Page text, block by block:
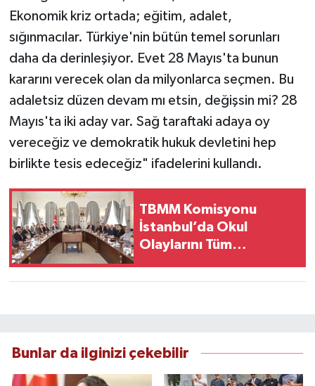
Ekonomik kriz ortada; eğitim, adalet,
sığınmacılar. Türkiye'nin bütün temel sorunları
daha da derinleşiyor. Evet 28 Mayıs'ta bunun
kararını verecek olan da milyonlarca seçmen. Bu
adaletsiz düzen devam mı etsin, değişsin mi? 28
Mayıs'ta iki aday var. Sağ taraftaki adaya oy
vereceğiz ve demokratik hukuk devletini hep
birlikte tesis edeceğiz" ifadelerini kullandı.
TBMM Komisyonu
İstanbul’da Okul
Olaylarını Tüm
Değerlendirdi
Bunlar da ilginizi çekebilir